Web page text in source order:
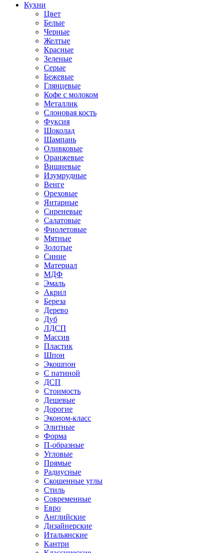
Кухни
Цвет
Белые
Черные
Желтые
Красные
Зеленые
Серые
Бежевые
Глянцевые
Кофе с молоком
Металлик
Слоновая кость
Фуксия
Шоколад
Шампань
Оливковые
Оранжевые
Вишневые
Изумрудные
Венге
Ореховые
Янтарные
Сиреневые
Салатовые
Фиолетовые
Мятные
Золотые
Синие
Материал
МДФ
Эмаль
Акрил
Береза
Дерево
Дуб
ЛДСП
Массив
Пластик
Шпон
Экошпон
С патиной
ДСП
Стоимость
Дешевые
Дорогие
Эконом-класс
Элитные
Форма
П-образные
Угловые
Прямые
Радиусные
Скошенные углы
Стиль
Современные
Евро
Английские
Дизайнерские
Итальянские
Кантри